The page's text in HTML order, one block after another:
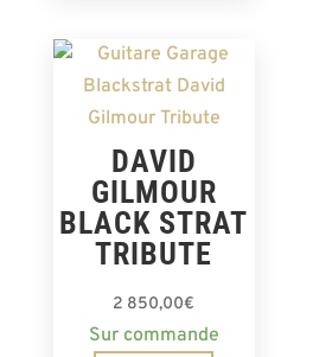
DAVID
GILMOUR
BLACK STRAT
TRIBUTE
2 850,00€
Sur commande